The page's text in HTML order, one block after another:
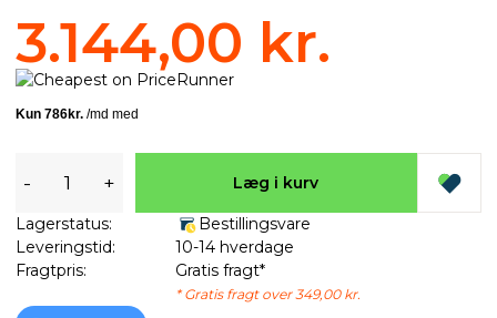
3.144,00 kr.
- + Læg i kurv
Lagerstatus:
Bestillingsvare
Leveringstid:
10-14 hverdage
Fragtpris:
Gratis fragt*
* Gratis fragt over 349,00 kr.